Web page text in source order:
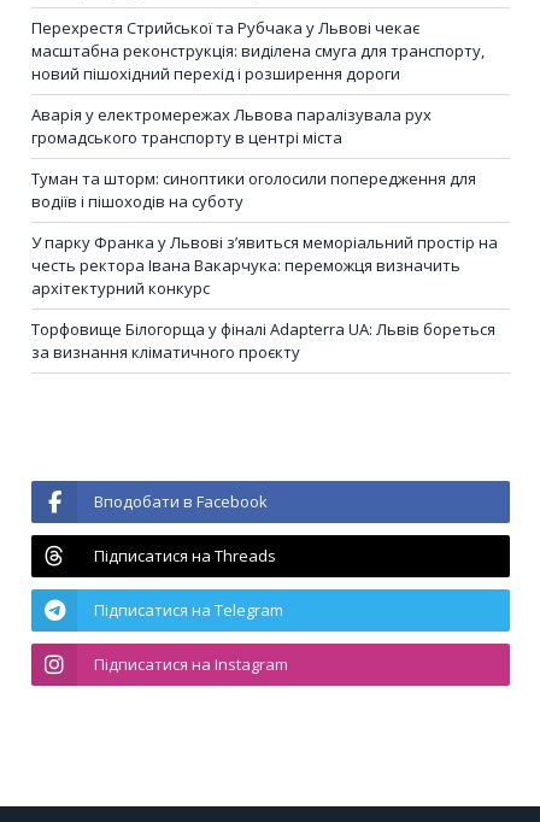
Перехрестя Стрийської та Рубчака у Львові чекає
масштабна реконструкція: виділена смуга для транспорту,
новий пішохідний перехід і розширення дороги
Аварія у електромережах Львова паралізувала рух
громадського транспорту в центрі міста
Туман та шторм: синоптики оголосили попередження для
водіїв і пішоходів на суботу
У парку Франка у Львові з’явиться меморіальний простір на
честь ректора Івана Вакарчука: переможця визначить
архітектурний конкурс
Торфовище Білогорща у фіналі Adapterra UA: Львів бореться
за визнання кліматичного проєкту
Вподобати в Facebook
Підписатися на Threads
Підписатися на Telegram
Підписатися на Instagram